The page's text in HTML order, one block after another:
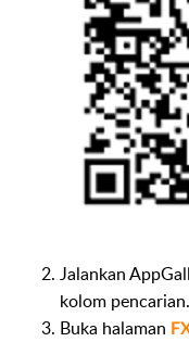
Jalankan
kolom pencarian.
Buka halaman